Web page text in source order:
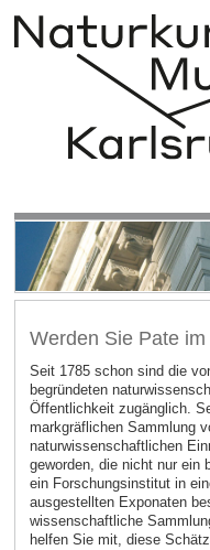
Werden Sie Pate
Seit 1785 schon sind die
begründeten
Öffentlichkeit zugänglich.
markgräflichen Sammlung
naturwissenschaftlichen
geworden, die nicht nur ein
ein Forschungsinstitut in
ausgestellten Exponaten
wissenschaftliche
helfen Sie mit, diese